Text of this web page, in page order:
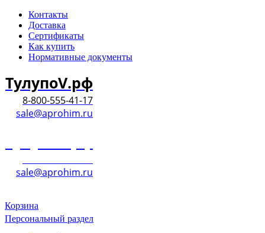
Контакты
Доставка
Сертификаты
Как купить
Нормативные документы
ТулупоV.рф
8-800-555-41-17
sale@aprohim.ru
sale@aprohim.ru
Корзина
Персональный раздел